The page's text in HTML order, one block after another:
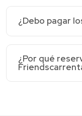
¿Debo pagar
¿Por qué